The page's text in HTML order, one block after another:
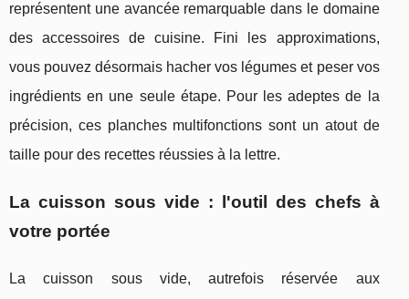
représentent une avancée remarquable dans le domaine
des accessoires de cuisine. Fini les approximations,
vous pouvez désormais hacher vos légumes et peser vos
ingrédients en une seule étape. Pour les adeptes de la
précision, ces planches multifonctions sont un atout de
taille pour des recettes réussies à la lettre.
La cuisson sous vide : l'outil des chefs à
votre portée
La cuisson sous vide, autrefois réservée aux